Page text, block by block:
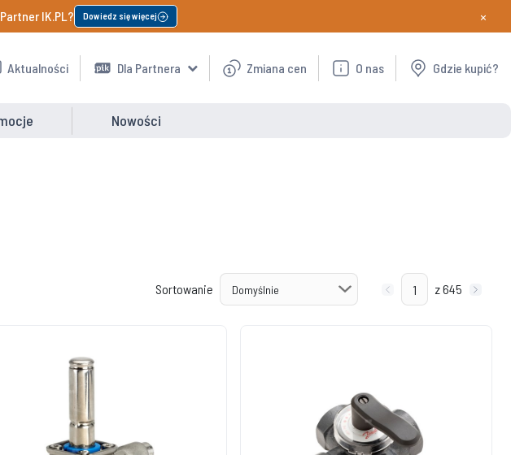
IK.PL? Dowiedz się więcej ×
Aktualności Dla Partnera Zmiana cen O nas Gdzie kupić?
Nowości
Sortowanie z 645